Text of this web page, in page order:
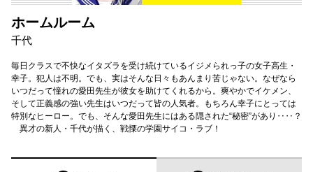
ホームルーム
千代
毎日クラスで不快なイタズラを受け続けているイジメられっ子の女子高生・
幸子。犯人は不明。でも、実はそんな日々もあんまり苦じゃない。なぜなら
いつだって憧れの愛田先生が彼女を助けてくれるから。爽やかでイケメン、
そして正義感の強い先生はいつだって皆の人気者。もちろん幸子にとっては
特別なヒーロー。でも、そんな愛田先生にはある隠された“秘密”があり‥‥？
異才の新人・千代が描く、戦慄の学園サイコ・ラブ！